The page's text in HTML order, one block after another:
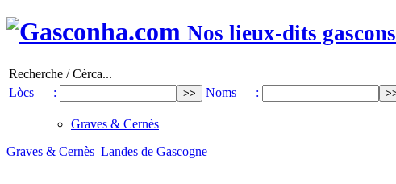
Nos lieux-dits gascons
Recherche / Cèrca...
Lòcs :
Noms :
Graves & Cernès
Graves & Cernès Landes de Gascogne